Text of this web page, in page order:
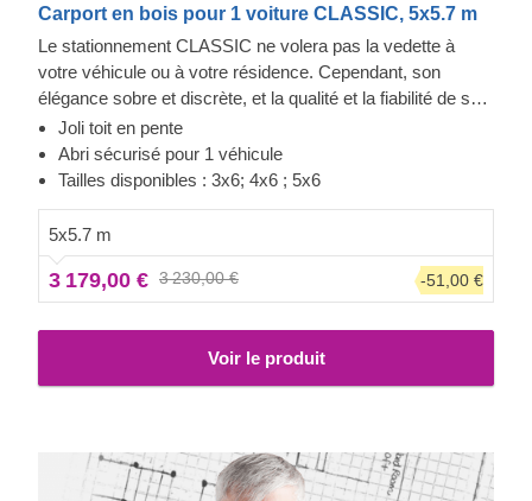
Carport en bois pour 1 voiture CLASSIC, 5x5.7 m
Le stationnement CLASSIC ne volera pas la vedette à
votre véhicule ou à votre résidence. Cependant, son
élégance sobre et discrète, et la qualité et la fiabilité de sa
construction font toute la différence. Vous aurez un accès
facile aux deux côtés de votre voiture pour l'entretien ou la
réparation, tout en conservant de l'espace pour du
dès l'assemblage terminé. Les options en extra incluent
des panneaux muraux additionnel, pour fermer un ou deux
côtés du stationnement, pour une protection renforcée face
aux intempéries. On ne sait jamais !
Joli toit en pente
Abri sécurisé pour 1 véhicule
Tailles disponibles : 3x6; 4x6 ; 5x6
5x5.7 m
3 179,00 € 3 230,00 € -51,00 €
Voir le produit